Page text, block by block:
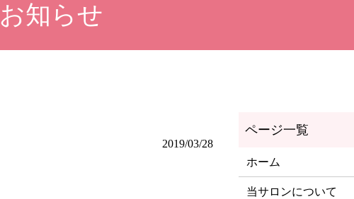
お知らせ
2019/03/28
ホーム
当サロンについて